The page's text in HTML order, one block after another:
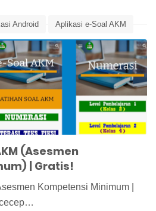
Android Aplikasi e-Soal AKM
Asesmen Nasional
dan Pembelajaran
(Asesmen
| Gratis!
Kompetensi Minimum |